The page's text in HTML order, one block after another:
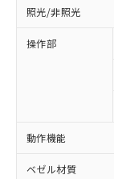
照光/非照光
操作部
動作機能
ベゼル材質